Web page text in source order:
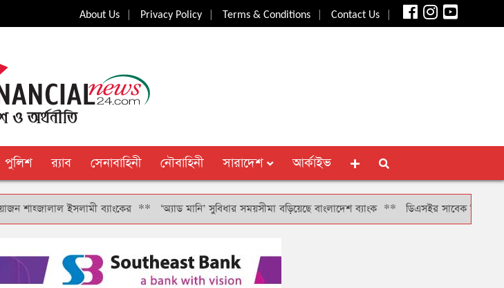
About Us| Privacy Policy| Terms & Conditions| Contact Us|
পুলিশ র‍্যাব সেনাবাহিনী নৌবাহিনী সারাদেশ আর্কাইভ
ইসলামী ব্যাংকের**‘অ্যাড মানি’ সুবিধার সময়সীমা বড়িয়েছে বাংলাদেশ ব্যাংক**ডিএসইর সাবেক সিআরও খাইরুল